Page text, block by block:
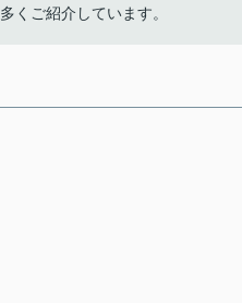
くご紹介しています。